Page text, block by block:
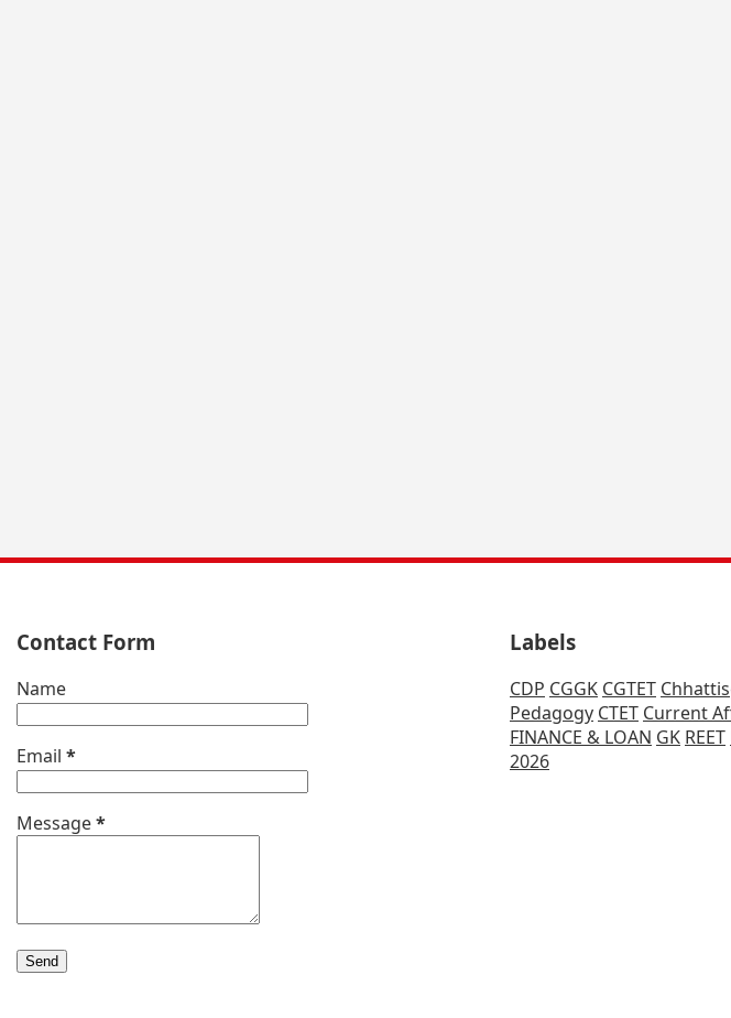
Contact Form
Name
Email *
Message*
Labels
CDP CGGK CGTET
Pedagogy CTET Current
FINANCE & LOAN GK REET
2026